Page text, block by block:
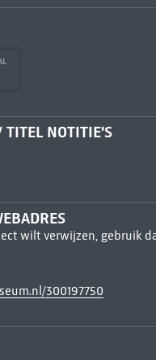
TITEL NOTITIE'S
wilt verwijzen, gebruik
300197750